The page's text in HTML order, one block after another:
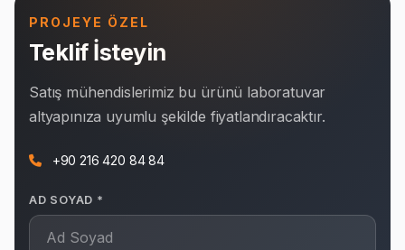
PROJEYE ÖZEL
Teklif İsteyin
Satış mühendislerimiz bu ürünü laboratuvar
altyapınıza uyumlu şekilde fiyatlandıracaktır.
+90 216 420 84 84
AD SOYAD *